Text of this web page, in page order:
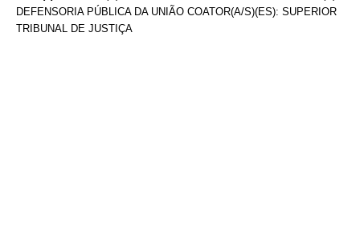
DEFENSORIA PÚBLICA DA UNIÃO COATOR(A/S)(ES): SUPERIOR
TRIBUNAL DE JUSTIÇA